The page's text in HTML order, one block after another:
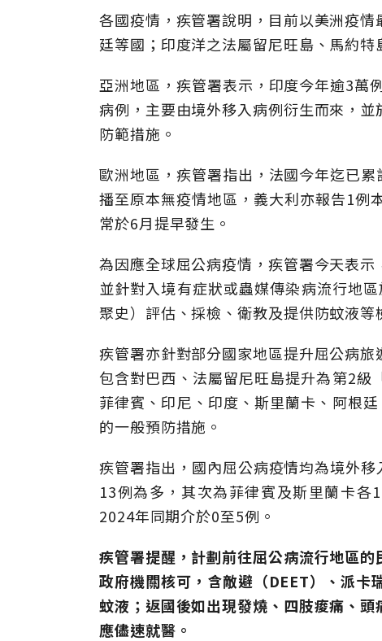
各國疫情，疾管署說明，目前以美洲疫
廷等國；印度洋之法屬留尼旺島、馬約
亞洲地區，疾管署表示，印度今年逾3萬
病例，主要由境外移入病例衍生而來，
防範措施。
歐洲地區，疾管署指出，法國今年迄已
播至原本無疫情地區，義大利亦報告1例
常於6月提早發生。
為因應全球屈公病疫情，疾管署今天表
並針對入境有症狀或蟲媒傳染病流行地
聚史）評估、採檢、衛教及提供防蚊液等
疾管署亦針對部分國家地區提升屈公病
包含對巴西、法屬留尼旺島提升為第2級
菲律賓、印尼、印度、斯里蘭卡、阿根
的一般預防措施。
疾管署指出，國內屈公病疫情均為境外
13例為多，其次為菲律賓及斯里蘭卡
2024年同期介於0至5例。
疾管署提醒，計劃前往屈公病流行地區
政府機關核可，含敵避（DEET）、派
蚊液；返國後如出現發燒、四肢痠痛、
應儘速就醫。